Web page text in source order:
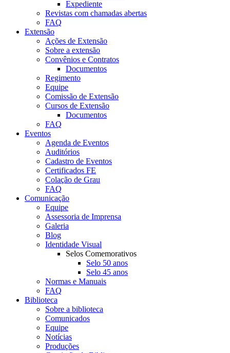
Expediente
Revistas com chamadas abertas
FAQ
Extensão
Ações de Extensão
Sobre a extensão
Convênios e Contratos
Documentos
Regimento
Equipe
Comissão de Extensão
Cursos de Extensão
Documentos
FAQ
Eventos
Agenda de Eventos
Auditórios
Cadastro de Eventos
Certificados FE
Colação de Grau
FAQ
Comunicação
Equipe
Assessoria de Imprensa
Galeria
Blog
Identidade Visual
Selos Comemorativos
Selo 50 anos
Selo 45 anos
Normas e Manuais
FAQ
Biblioteca
Sobre a biblioteca
Comunicados
Equipe
Notícias
Produções